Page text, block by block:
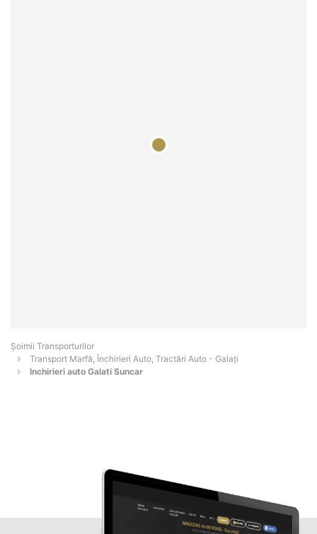
Șoimii Transporturilor
Transport Marfă, Închirieri Auto, Tractări Auto - Galaţi
Inchirieri auto Galati Suncar